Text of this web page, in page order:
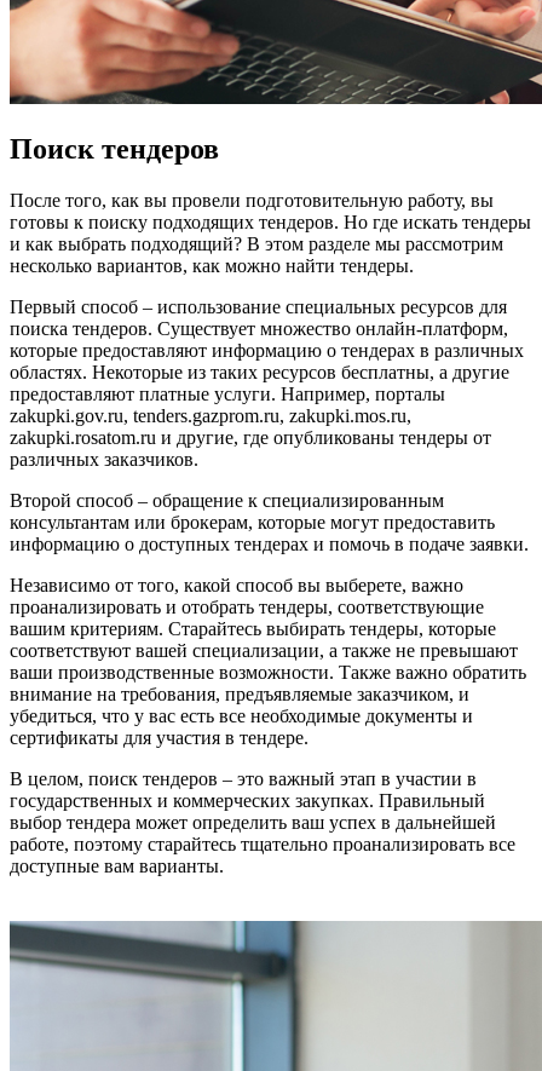
Поиск тендеров
После того, как вы провели подготовительную работу, вы
готовы к поиску подходящих тендеров. Но где искать тендеры
и как выбрать подходящий? В этом разделе мы рассмотрим
несколько вариантов, как можно найти тендеры.
Первый способ – использование специальных ресурсов для
поиска тендеров. Существует множество онлайн-платформ,
которые предоставляют информацию о тендерах в различных
областях. Некоторые из таких ресурсов бесплатны, а другие
предоставляют платные услуги. Например, порталы
zakupki.gov.ru, tenders.gazprom.ru, zakupki.mos.ru,
zakupki.rosatom.ru и другие, где опубликованы тендеры от
различных заказчиков.
Второй способ – обращение к специализированным
консультантам или брокерам, которые могут предоставить
информацию о доступных тендерах и помочь в подаче заявки.
Независимо от того, какой способ вы выберете, важно
проанализировать и отобрать тендеры, соответствующие
вашим критериям. Старайтесь выбирать тендеры, которые
соответствуют вашей специализации, а также не превышают
ваши производственные возможности. Также важно обратить
внимание на требования, предъявляемые заказчиком, и
убедиться, что у вас есть все необходимые документы и
сертификаты для участия в тендере.
В целом, поиск тендеров – это важный этап в участии в
государственных и коммерческих закупках. Правильный
выбор тендера может определить ваш успех в дальнейшей
работе, поэтому старайтесь тщательно проанализировать все
доступные вам варианты.